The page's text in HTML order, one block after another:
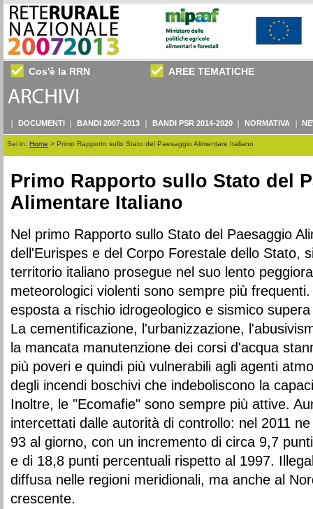
Cos'è la RRN AREE TEMATICHE
DOCUMENTI BANDI 2007-2013 BANDI PSR 2014-2020 NORMATIVA
Sei in: Home > Primo Rapporto sullo Stato del Paesaggio Alimentare Italiano
Primo Rapporto sullo Stato del
Alimentare Italiano
Nel primo Rapporto sullo Stato del Paesaggio
dell'Eurispes e del Corpo Forestale dello Stato,
territorio italiano prosegue nel suo lento
meteorologici violenti sono sempre più
esposta a rischio idrogeologico e sismico
La cementificazione, l'urbanizzazione,
la mancata manutenzione dei corsi d'acqua
più poveri e quindi più vulnerabili agli agenti
degli incendi boschivi che indeboliscono la
Inoltre, le "Ecomafie" sono sempre più attive.
intercettati dalle autorità di controllo: nel 2011
93 al giorno, con un incremento di circa 9,7
e di 18,8 punti percentuali rispetto al 1997.
diffusa nelle regioni meridionali, ma anche al
crescente.